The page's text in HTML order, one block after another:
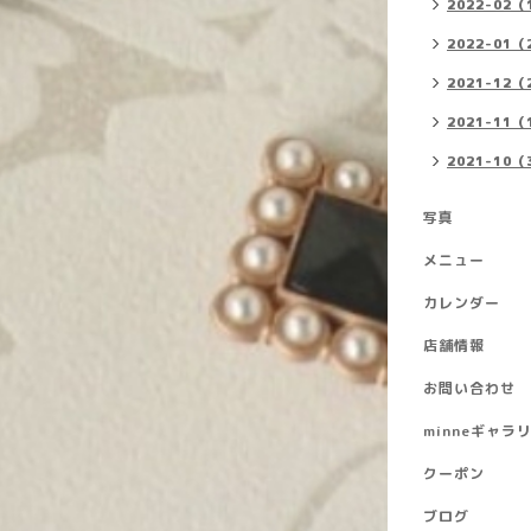
2022-02（1
2022-01（2
2021-12（2
2021-11（1
2021-10（3
写真
メニュー
カレンダー
店舗情報
お問い合わせ
minneギャラ
クーポン
ブログ